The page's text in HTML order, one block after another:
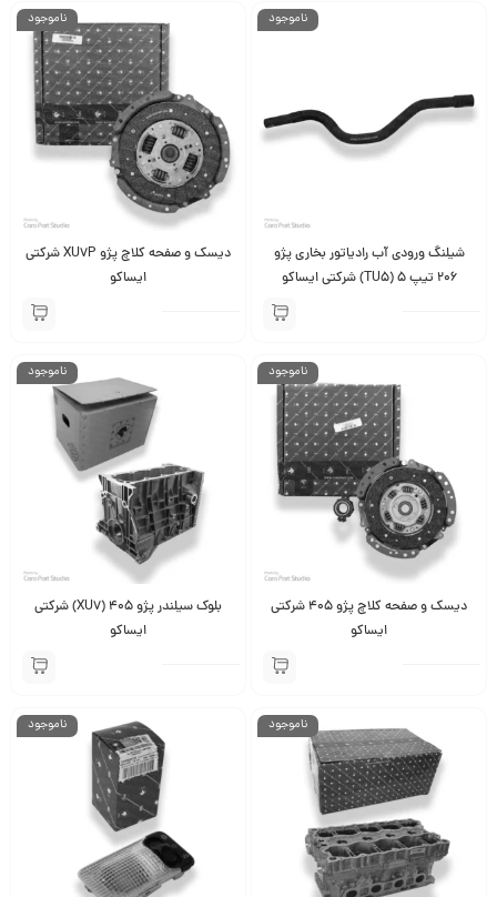
ناموجود
شیلنگ ورودی آب رادیاتور بخاری پژو
206 تیپ 5 (TU5) شرکتی ایساکو
ناموجود
دیسک و صفحه کلاچ پژو XU7P شرکتی
ایساکو
ناموجود
دیسک و صفحه کلاچ پژو 405 شرکتی
ایساکو
ناموجود
بلوک سیلندر پژو 405 (XU7) شرکتی
ایساکو
ناموجود ناموجود